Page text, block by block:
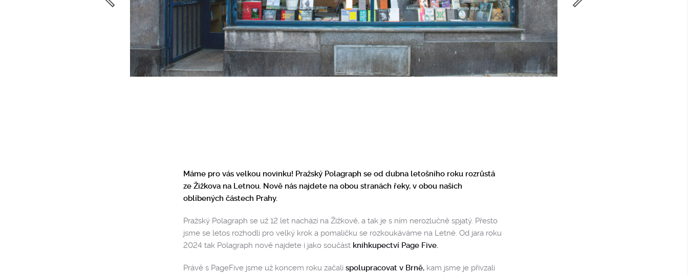
Máme pro vás velkou novinku! Pražský Polagraph se od dubna letošního roku rozrůstá
ze Žižkova na Letnou. Nově nás najdete na obou stranách řeky, v obou našich
oblíbených částech Prahy.
Pražský Polagraph se už 12 let nachází na Žižkově, a tak je s ním nerozlučně spjatý. Přesto
jsme se letos rozhodli pro velký krok a pomaličku se rozkoukáváme na Letné. Od jara roku
2024 tak Polagraph nově najdete i jako součást knihkupectví Page Five.
Právě s PageFive jsme už koncem roku začali spolupracovat v Brně,kam jsme je přivzali